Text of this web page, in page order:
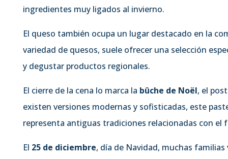
ingredientes muy ligados al invierno.
El queso también ocupa un lugar destacado en la
variedad de quesos, suele ofrecer una selección
y degustar productos regionales.
El cierre de la cena lo marca la bûche de Noël, el
existen versiones modernas y sofisticadas, este
representa antiguas tradiciones relacionadas con
El 25 de diciembre, día de Navidad, muchas